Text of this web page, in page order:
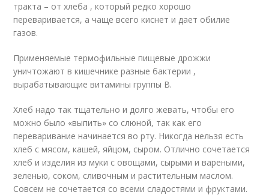
тракта – от хлеба , который редко хорошо
переваривается, а чаще всего киснет и дает обилие
газов.
Применяемые термофильные пищевые дрожжи
уничтожают в кишечнике разные бактерии ,
вырабатывающие витамины группы В.
Хлеб надо так тщательно и долго жевать, чтобы его
можно было «выпить» со слюной, так как его
переваривание начинается во рту. Никогда нельзя есть
хлеб с мясом, кашей, яйцом, сыром. Отлично сочетается
хлеб и изделия из муки с овощами, сырыми и вареными,
зеленью, соком, сливочным и растительным маслом.
Совсем не сочетается со всеми сладостями и фруктами.